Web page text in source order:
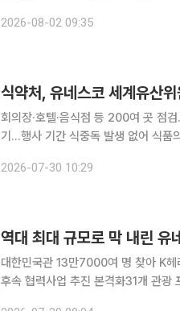
2026-08-02 09:35
식약처, 유네스코 세계유산
회의장·호텔·음식점 등 200여 곳 점
기…행사 기간 식중독 발생 없어 식품의약품안전처는 19일부터 29일까지 부산에서 열린 제48차
2026-07-30 10:29
대한민국관 13만7000여 명 찾아 K
후속 협력사업 추진 본격화31개 관광 프